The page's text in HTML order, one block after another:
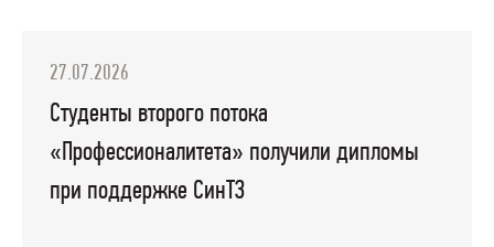
27.07.2026
Студенты второго потока
«Профессионалитета» получили дипломы
при поддержке СинТЗ